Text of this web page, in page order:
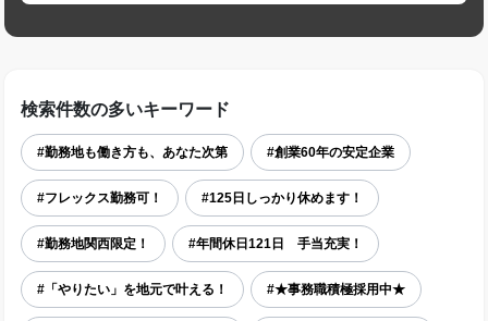
検索件数の多いキーワード
#勤務地も働き方も、あなた次第 #創業60年の安定企業
#フレックス勤務可！ #125日しっかり休めます！
#勤務地関西限定！ #年間休日121日 手当充実！
#「やりたい」を地元で叶える！ #★事務職積極採用中★